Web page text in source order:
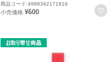
商品コード:4988342171816
小売価格 ¥600